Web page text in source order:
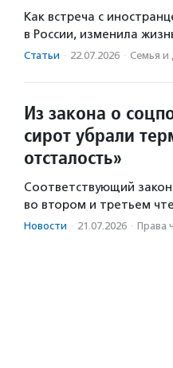
Как встреча с
в России, изменила
Статьи · 22.07.2026 · Семья и
Из закона о
сирот убрали
отсталость»
Соответствующий
во втором и третьем
Новости · 21.07.2026 · Права